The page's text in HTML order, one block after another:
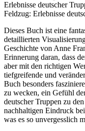
Erlebnisse deutscher
Feldzug: Erlebnisse
Dieses Buch ist eine
detaillierten
Geschichte von Anne
Erinnerung daran, dass
aber mit den richtigen
tiefgreifende und
Buch besonders
zu wecken, ein Gefühl
deutscher Truppen zu
nachhaltigen Eindruck
was es so unvergesslich